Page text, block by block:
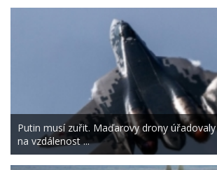
Putin musí zuřit. Maďarovy drony
na vzdálenost ...